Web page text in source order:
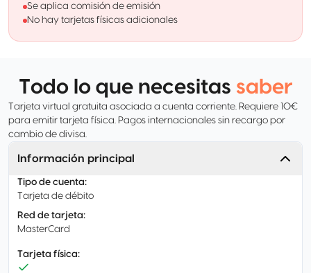
Se aplica comisión de emisión
No hay tarjetas físicas adicionales
Todo lo que necesitas saber
Tarjeta virtual gratuita asociada a cuenta corriente. Requiere 10€
para emitir tarjeta física. Pagos internacionales sin recargo por
cambio de divisa.
Información principal
Tipo de cuenta:
Tarjeta de débito
Red de tarjeta:
MasterCard
Tarjeta física: